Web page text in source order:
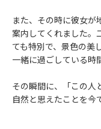
また、その時に彼女が
案内してくれました。
ても特別で、景色の美
一緒に過ごしている時
その瞬間に、「この人
自然と思えたことを今